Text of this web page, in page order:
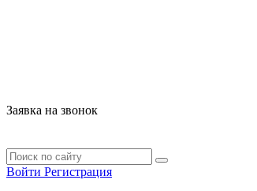
Заявка на звонок
Войти Регистрация